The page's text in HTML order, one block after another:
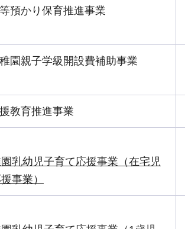
預かり保育推進事業
園親子学級開設費補助事業
教育推進事業
乳幼児子育て応援事業（在宅児
事業）